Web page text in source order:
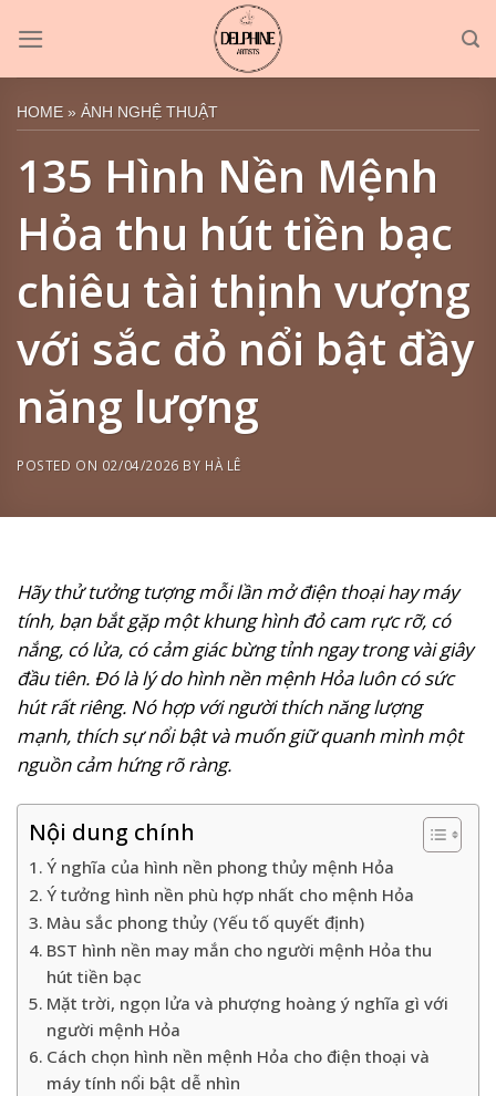
content
HOME » ẢNH NGHỆ THUẬT
135 Hình Nền Mệnh
Hỏa thu hút tiền bạc
chiêu tài thịnh vượng
với sắc đỏ nổi bật đầy
năng lượng
POSTED ON 02/04/2026 BY HÀ LÊ
Hãy thử tưởng tượng mỗi lần mở điện thoại hay máy
tính, bạn bắt gặp một khung hình đỏ cam rực rỡ, có
nắng, có lửa, có cảm giác bừng tỉnh ngay trong vài giây
đầu tiên. Đó là lý do hình nền mệnh Hỏa luôn có sức
hút rất riêng. Nó hợp với người thích năng lượng
mạnh, thích sự nổi bật và muốn giữ quanh mình một
nguồn cảm hứng rõ ràng.
Nội dung chính
Ý nghĩa của hình nền phong thủy mệnh Hỏa
Ý tưởng hình nền phù hợp nhất cho mệnh Hỏa
Màu sắc phong thủy (Yếu tố quyết định)
BST hình nền may mắn cho người mệnh Hỏa thu
hút tiền bạc
Mặt trời, ngọn lửa và phượng hoàng ý nghĩa gì với
người mệnh Hỏa
Cách chọn hình nền mệnh Hỏa cho điện thoại và
máy tính nổi bật dễ nhìn